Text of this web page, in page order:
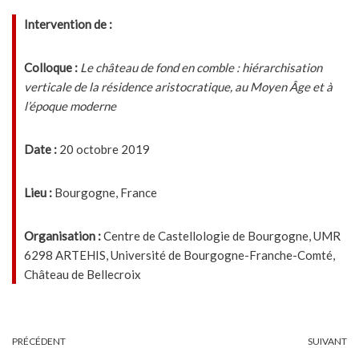
Intervention de :
Colloque : Le château de fond en comble : hiérarchisation
verticale de la résidence aristocratique, au Moyen Âge et à
l’époque moderne
Date : 20 octobre 2019
Lieu : Bourgogne, France
Organisation :Centre de Castellologie de Bourgogne, UMR
6298 ARTEHIS, Université de Bourgogne-Franche-Comté,
Château de Bellecroix
PRÉCÉDENT SUIVANT